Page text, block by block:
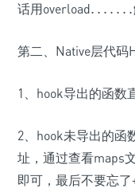
话用overload. . . . . . .
. . . .
第二、Native层代码
1、hook导出的函数
2、hook未导出的函
址，通过查看maps
即可，最后不要忘了